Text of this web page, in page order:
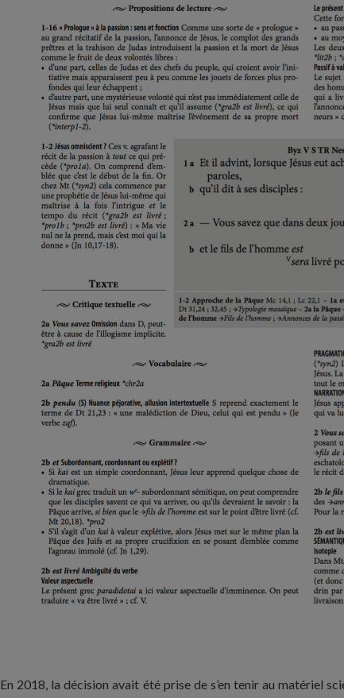
En 2018, la décision avait été prise de s’en tenir au matériel